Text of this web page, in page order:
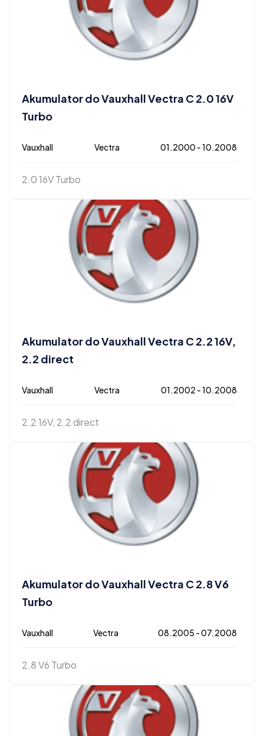
Akumulator do Vauxhall Vectra C 2.0 16V
Turbo
Vauxhall Vectra 01.2000 - 10.2008
2.0 16V Turbo
Akumulator do Vauxhall Vectra C 2.2 16V,
2.2 direct
Vauxhall Vectra 01.2002 - 10.2008
2.2 16V, 2.2 direct
Akumulator do Vauxhall Vectra C 2.8 V6
Turbo
Vauxhall Vectra 08.2005 - 07.2008
2.8 V6 Turbo